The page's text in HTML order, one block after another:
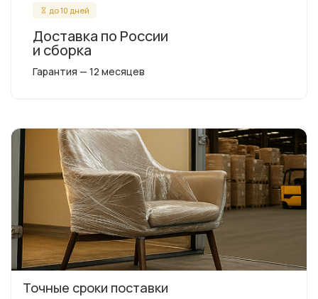
до 10 дней
Доставка по России
и сборка
Гарантия — 12 месяцев
Точные сроки поставки